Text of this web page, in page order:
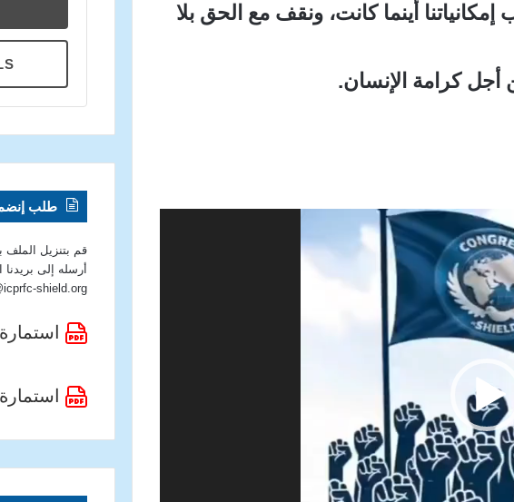
أينما كانت، ونقف مع الحق بلا
كرامة الإنسان.
طلب
قم بتنزيل الملف
أرسله إلى بريدنا
shield.org